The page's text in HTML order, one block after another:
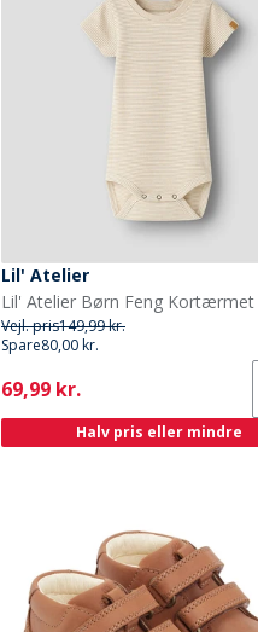
Lil' Atelier
Vejl. pris149,99 kr.
Spare80,00 kr.
Current
69,99 kr.
Halv pris eller mindre